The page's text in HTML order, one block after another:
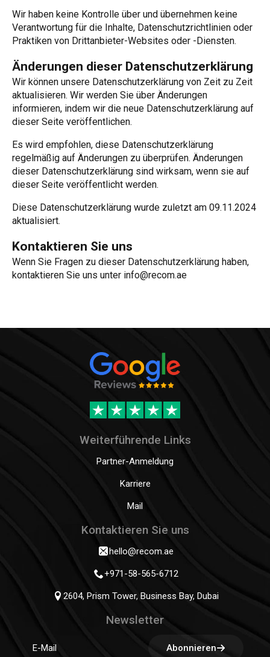
Wir haben keine Kontrolle über und übernehmen keine
Verantwortung für die Inhalte, Datenschutzrichtlinien oder
Praktiken von Drittanbieter-Websites oder -Diensten.
Änderungen dieser Datenschutzerklärung
Wir können unsere Datenschutzerklärung von Zeit zu Zeit
aktualisieren. Wir werden Sie über Änderungen
informieren, indem wir die neue Datenschutzerklärung auf
dieser Seite veröffentlichen.
Es wird empfohlen, diese Datenschutzerklärung
regelmäßig auf Änderungen zu überprüfen. Änderungen
dieser Datenschutzerklärung sind wirksam, wenn sie auf
dieser Seite veröffentlicht werden.
Diese Datenschutzerklärung wurde zuletzt am 09.11.2024
aktualisiert.
Kontaktieren Sie uns
Wenn Sie Fragen zu dieser Datenschutzerklärung haben,
kontaktieren Sie uns unter info@recom.ae
Weiterführende Links
Partner-Anmeldung
Karriere
Mail
Kontaktieren Sie uns
hello@recom.ae
+971-58-565-6712
2604, Prism Tower, Business Bay, Dubai
Newsletter
Abonnieren